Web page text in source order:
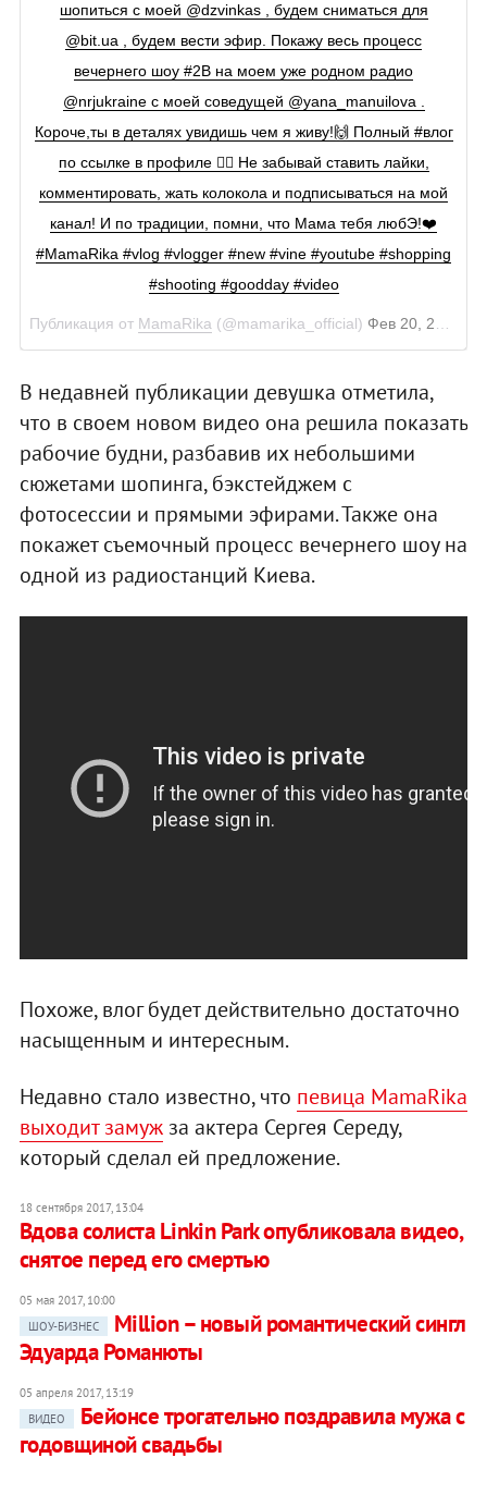
шопиться с моей @dzvinkas , будем сниматься для
@bit.ua , будем вести эфир. Покажу весь процесс
вечернего шоу #2B на моем уже родном радио
@nrjukraine с моей соведущей @yana_manuilova .
Короче,ты в деталях увидишь чем я живу!🙌 Полный #влог
по ссылке в профиле 👆🏿 Не забывай ставить лайки,
комментировать, жать колокола и подписываться на мой
канал! И по традиции, помни, что Мама тебя любЭ!❤️
#MamaRika #vlog #vlogger #new #vine #youtube #shopping
#shooting #goodday #video
Публикация от MamaRika (@mamarika_official) Фев 20, 2018 в 7:36 PST
В недавней публикации девушка отметила,
что в своем новом видео она решила показать
рабочие будни, разбавив их небольшими
сюжетами шопинга, бэкстейджем с
фотосессии и прямыми эфирами. Также она
покажет съемочный процесс вечернего шоу на
одной из радиостанций Киева.
Похоже, влог будет действительно достаточно
насыщенным и интересным.
Недавно стало известно, что певица MamaRika
выходит замужза актера Сергея Середу,
который сделал ей предложение.
18 сентября 2017, 13:04
Вдова солиста Linkin Park опубликовала видео,
снятое перед его смертью
05 мая 2017, 10:00
ШОУ-БИЗНЕС
​Million – новый романтический сингл
Эдуарда Романюты
05 апреля 2017, 13:19
ВИДЕО
Бейонсе трогательно поздравила мужа с
годовщиной свадьбы